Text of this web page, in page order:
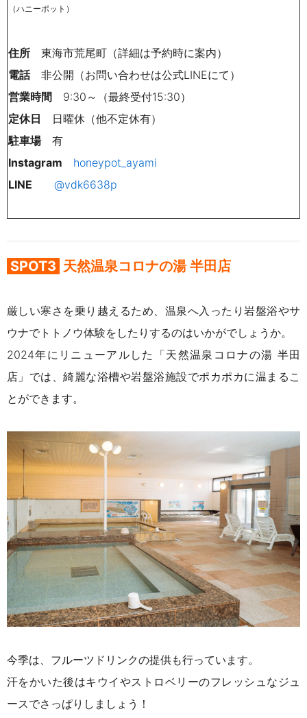
（ハニーポット）
住所 東海市荒尾町（詳細は予約時に案内）
電話
非公開（お問い合わせは公式LINEにて）
営業時間
9:30～（最終受付15:30）
定休日
日曜休（他不定休有）
駐車場
有
Instagram
honeypot_ayami
LINE
@vdk6638p
SPOT3 天然温泉コロナの湯 半田店
厳しい寒さを乗り越えるため、温泉へ入ったり岩盤浴やサ
ウナでトトノウ体験をしたりするのはいかがでしょうか。
2024年にリニューアルした「天然温泉コロナの湯 半田
店」では、綺麗な浴槽や岩盤浴施設でポカポカに温まるこ
とができます。
今季は、フルーツドリンクの提供も行っています。
汗をかいた後はキウイやストロベリーのフレッシュなジュ
ースでさっぱりしましょう！